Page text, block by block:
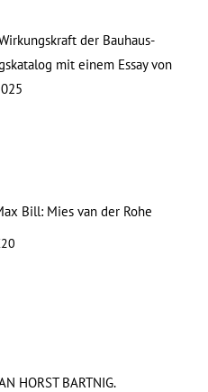
der Bauhaus-
mit einem Essay von
Bill: Mies van der Rohe
HORST BARTNIG.